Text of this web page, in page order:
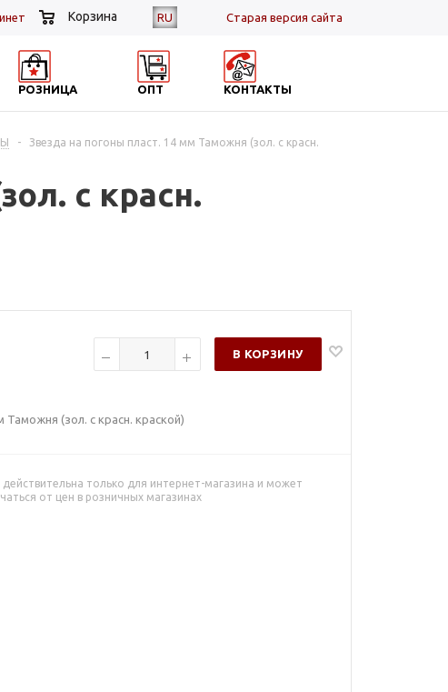
RU Cтарая версия сайта
Корзина
РОЗНИЦА ОПТ КОНТАКТЫ
-
Звезда на погоны пласт. 14 мм Таможня (зол. с красн.
с красн.
В КОРЗИНУ
Таможня (зол. с красн. краской)
действительна только для интернет-магазина и может
от цен в розничных магазинах